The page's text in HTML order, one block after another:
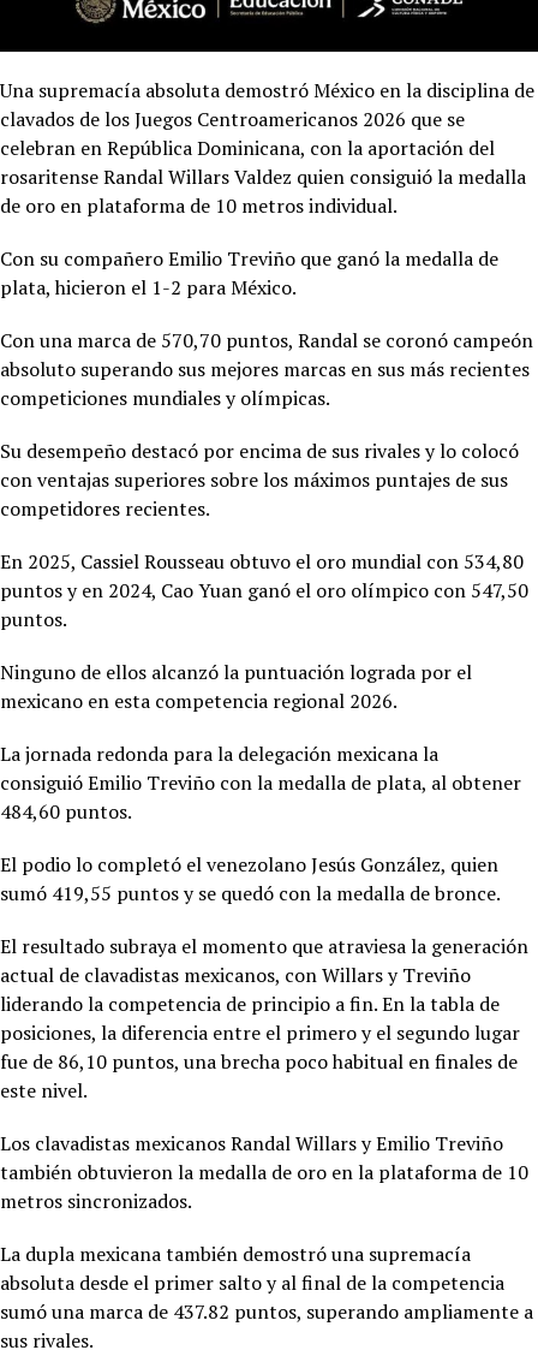
Una supremacía absoluta demostró México en la disciplina de
clavados de los Juegos Centroamericanos 2026 que se
celebran en República Dominicana, con la aportación del
rosaritense Randal Willars Valdez quien consiguió la medalla
de oro en plataforma de 10 metros individual.
Con su compañero Emilio Treviño que ganó la medalla de
plata, hicieron el 1-2 para México.
Con una marca de 570,70 puntos, Randal se coronó campeón
absoluto superando sus mejores marcas en sus más recientes
competiciones mundiales y olímpicas.
Su desempeño destacó por encima de sus rivales y lo colocó
con ventajas superiores sobre los máximos puntajes de sus
competidores recientes.
En 2025, Cassiel Rousseau obtuvo el oro mundial con 534,80
puntos y en 2024, Cao Yuan ganó el oro olímpico con 547,50
puntos.
Ninguno de ellos alcanzó la puntuación lograda por el
mexicano en esta competencia regional 2026.
La jornada redonda para la delegación mexicana la
consiguióEmilio Treviño con la medalla de plata, al obtener
484,60 puntos.
El podio lo completó el venezolano Jesús González, quien
sumó 419,55 puntos y se quedó con la medalla de bronce.
El resultado subraya el momento que atraviesa la generación
actual de clavadistas mexicanos, con Willars y Treviño
liderando la competencia de principio a fin. En la tabla de
posiciones, la diferencia entre el primero y el segundo lugar
fue de 86,10 puntos, una brecha poco habitual en finales de
este nivel.
Los clavadistas mexicanos Randal Willars y Emilio Treviño
también obtuvieron la medalla de oro en la plataforma de 10
metros sincronizados.
La dupla mexicana también demostró una supremacía
absoluta desde el primer salto y al final de la competencia
sumó una marca de 437.82 puntos, superando ampliamente a
sus rivales.